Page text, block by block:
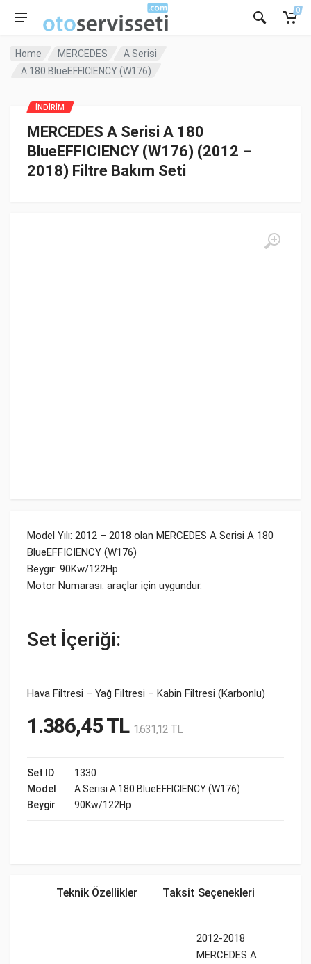
0
Home MERCEDES
A Serisi
A 180 BlueEFFICIENCY (W176)
MERCEDES A Serisi A 180
BlueEFFICIENCY (W176) (2012 –
2018) Filtre Bakım Seti
Model Yılı: 2012 – 2018 olan MERCEDES A Serisi A 180
BlueEFFICIENCY (W176)
Beygir: 90Kw/122Hp
Motor Numarası: araçlar için uygundur.
Set İçeriği:
Hava Filtresi – Yağ Filtresi – Kabin Filtresi (Karbonlu)
İNDİRİM
1.386,45TL 1.631,12TL
Set ID
1330
Model
A Serisi A 180 BlueEFFICIENCY (W176)
Beygir
90Kw/122Hp
Teknik Özellikler Taksit Seçenekleri
2012-2018
MERCEDES A